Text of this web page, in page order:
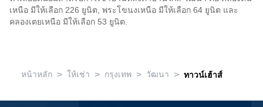
เหนือ มีให้เลือก 226 ยูนิต, พระโขนงเหนือ มีให้เลือก 64 ยูนิต และ
คลองเตยเหนือ มีให้เลือก 53 ยูนิต.
หน้าหลัก > ให้เช่า > กรุงเทพ > วัฒนา > ทาวน์เฮ้าส์